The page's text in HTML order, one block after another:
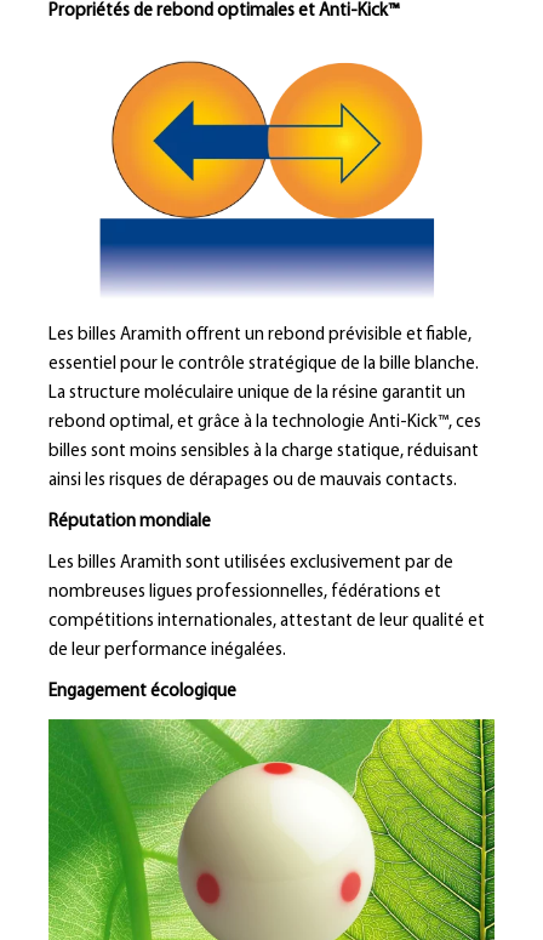
Propriétés de rebond optimales et Anti-Kick™
Les billes Aramith offrent un rebond prévisible et fiable,
essentiel pour le contrôle stratégique de la bille blanche.
La structure moléculaire unique de la résine garantit un
rebond optimal, et grâce à la technologie Anti-Kick™, ces
billes sont moins sensibles à la charge statique, réduisant
ainsi les risques de dérapages ou de mauvais contacts.
Réputation mondiale
Les billes Aramith sont utilisées exclusivement par de
nombreuses ligues professionnelles, fédérations et
compétitions internationales, attestant de leur qualité et
de leur performance inégalées.
Engagement écologique